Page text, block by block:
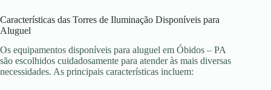
Características das Torres de Iluminação Disponíveis para
Aluguel
Os equipamentos disponíveis para aluguel em Óbidos – PA
são escolhidos cuidadosamente para atender às mais diversas
necessidades. As principais características incluem: